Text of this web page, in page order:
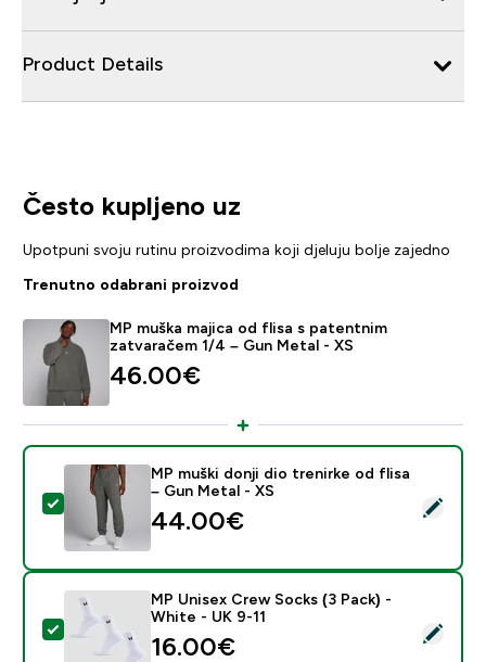
Product Details
Često kupljeno uz
Upotpuni svoju rutinu proizvodima koji djeluju bolje zajedno
Trenutno odabrani proizvod
MP muška majica od flisa s patentnim
zatvaračem 1/4 – Gun Metal - XS
46.00€‎
Odaberi ovaj proizvod - MP muški donji dio trenirke
MP muški donji dio trenirke od flisa
– Gun Metal - XS
44.00€‎
Odaberi ovaj proizvod - MP Unisex Crew Socks (3
MP Unisex Crew Socks (3 Pack) -
White - UK 9-11
16.00€‎